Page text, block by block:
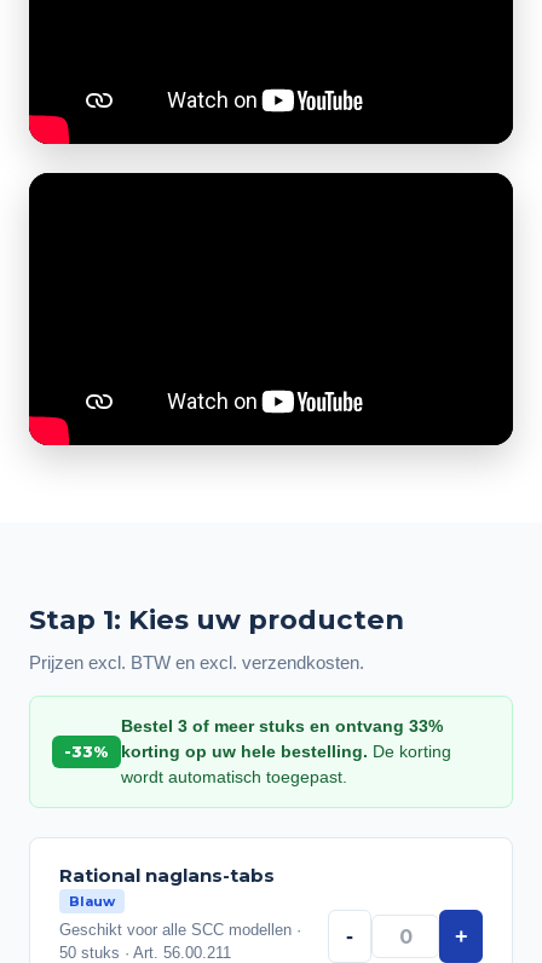
Stap 1: Kies uw producten
Prijzen excl. BTW en excl. verzendkosten.
-33%
Bestel 3 of meer stuks en ontvang 33%
korting op uw hele bestelling. De korting
wordt automatisch toegepast.
Rational naglans-tabs
Blauw
Geschikt voor alle SCC modellen ·
50 stuks · Art. 56.00.211
- +